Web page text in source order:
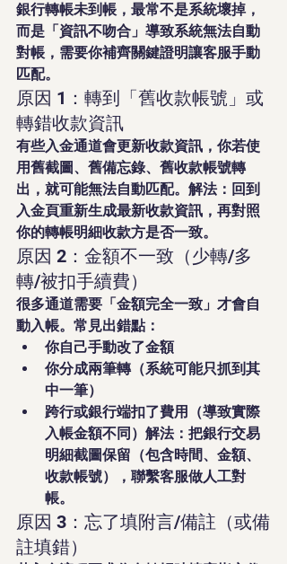
銀行轉帳未到帳，最常不是系統壞掉，
而是「資訊不吻合」導致系統無法自動
對帳，需要你補齊關鍵證明讓客服手動
匹配。
原因 1：轉到「舊收款帳號」或
轉錯收款資訊
有些入金通道會更新收款資訊，你若使
用舊截圖、舊備忘錄、舊收款帳號轉
出，就可能無法自動匹配。解法：回到
入金頁重新生成最新收款資訊，再對照
你的轉帳明細收款方是否一致。
原因 2：金額不一致（少轉/多
轉/被扣手續費）
很多通道需要「金額完全一致」才會自
動入帳。常見出錯點：
你自己手動改了金額
你分成兩筆轉（系統可能只抓到其
中一筆）
跨行或銀行端扣了費用（導致實際
入帳金額不同）解法：把銀行交易
明細截圖保留（包含時間、金額、
收款帳號），聯繫客服做人工對
帳。
原因 3：忘了填附言/備註（或備
註填錯）